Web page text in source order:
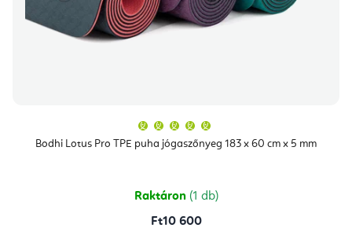
Bodhi Lotus Pro TPE puha jógaszőnyeg 183 x 60 cm x 5 mm
átlagos
értékelése
csillag.
Raktáron (1 db)
Ft10 600